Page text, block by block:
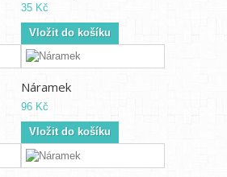
35 Kč
Vložit do košíku
Náramek
96 Kč
Vložit do košíku